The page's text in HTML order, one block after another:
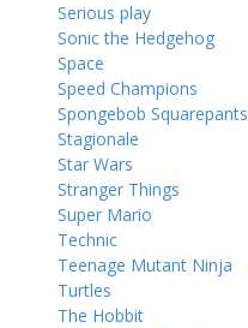
Serious play
Sonic the Hedgehog
Space
Speed Champions
Spongebob Squarepants
Stagionale
Star Wars
Stranger Things
Super Mario
Technic
Teenage Mutant Ninja
Turtles
The Hobbit